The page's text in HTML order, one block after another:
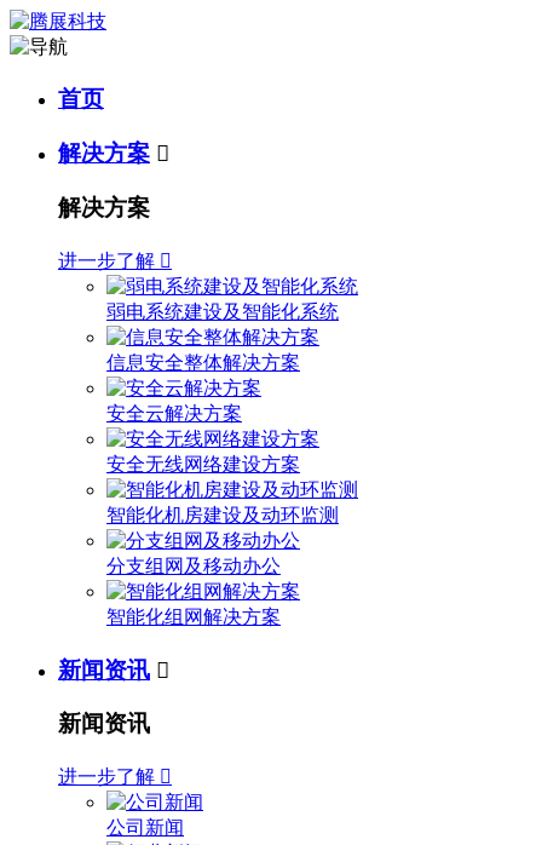
首页
解决方案 
解决方案
进一步了解 
弱电系统建设及智能化系统
信息安全整体解决方案
安全云解决方案
安全无线网络建设方案
智能化机房建设及动环监测
分支组网及移动办公
智能化组网解决方案
新闻资讯 
新闻资讯
进一步了解 
公司新闻